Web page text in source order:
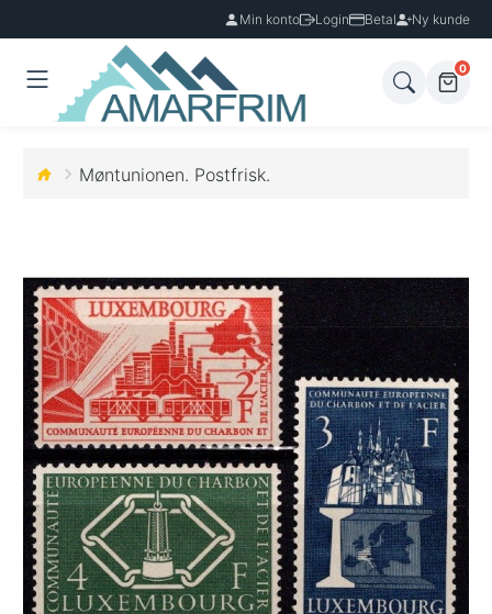
Min konto Login Betal Ny kunde
0
Møntunionen. Postfrisk.